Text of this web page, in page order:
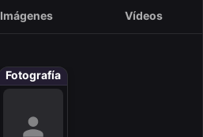
Imágenes Vídeos
Fotografía